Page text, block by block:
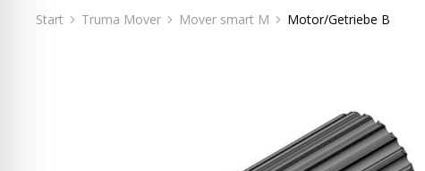
Sie befinden sich hier:
Start Truma Mover Mover smart M Motor/Getriebe B